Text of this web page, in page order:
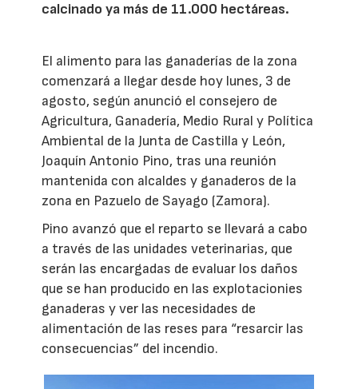
calcinado ya más de 11.000 hectáreas.
El alimento para las ganaderías de la zona
comenzará a llegar desde hoy lunes, 3 de
agosto, según anunció el consejero de
Agricultura, Ganadería, Medio Rural y Política
Ambiental de la Junta de Castilla y León,
Joaquín Antonio Pino, tras una reunión
mantenida con alcaldes y ganaderos de la
zona en Pazuelo de Sayago (Zamora).
Pino avanzó que el reparto se llevará a cabo
a través de las unidades veterinarias, que
serán las encargadas de evaluar los daños
que se han producido en las explotacionies
ganaderas y ver las necesidades de
alimentación de las reses para “resarcir las
consecuencias” del incendio.